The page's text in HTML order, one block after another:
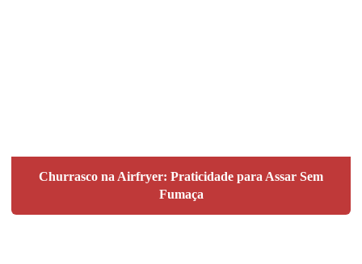
Churrasco na Airfryer: Praticidade para Assar Sem
Fumaça